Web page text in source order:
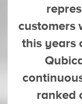
customers
this years
ranked